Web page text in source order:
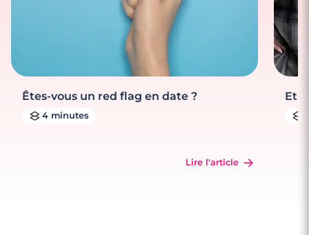
Êtes-vous un red flag en date ?
4 minutes
Lire l'article
Et